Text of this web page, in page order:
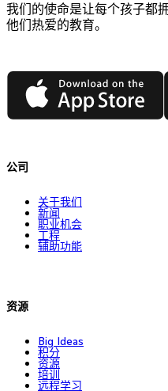
我们的使命是让每个孩子都
他们热爱的教育。
App Store
公司
关于我们
新闻
职业机会
工程
辅助功能
资源
Big Ideas
积分
资源
培训
远程学习